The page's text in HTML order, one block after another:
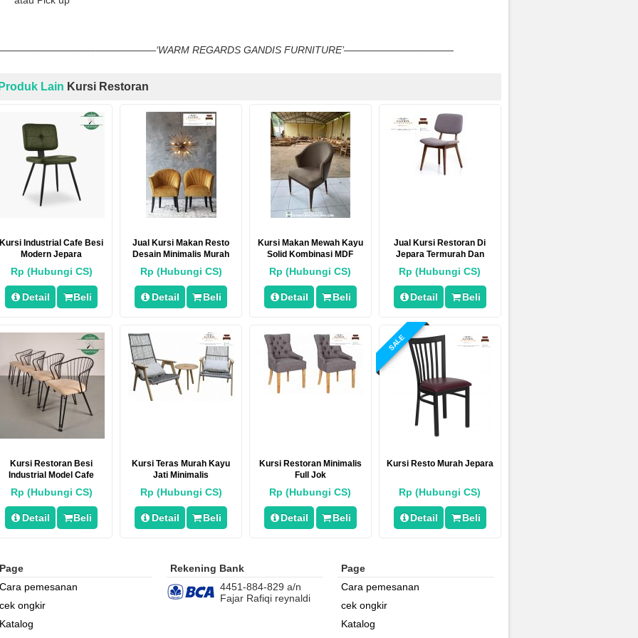
REGARDS GANDIS FURNITURE’———————————
Lain Kursi Restoran
Kursi Industrial Cafe Besi
Modern Jepara
Rp (Hubungi CS)
Detail Beli
Jual Kursi Makan Resto
Desain Minimalis Murah
Rp (Hubungi CS)
Detail Beli
Kursi Makan Mewah Kayu
Solid Kombinasi MDF
Rp (Hubungi CS)
Detail Beli
Jual Kursi Restoran Di
Jepara Termurah Dan
Berkualitas Exspor
Rp (Hubungi CS)
Detail Beli
Kursi Restoran Besi
Industrial Model Cafe
Rp (Hubungi CS)
Detail Beli
Kursi Teras Murah Kayu
Jati Minimalis
Rp (Hubungi CS)
Detail Beli
Kursi Restoran Minimalis
Full Jok
Rp (Hubungi CS)
Detail Beli
SALE
Kursi Resto Murah Jepara
Rp (Hubungi CS)
Detail Beli
pemesanan
ongkir
Rekening Bank
4451-884-829 a/n
Fajar Rafiqi reynaldi
Page
Cara pemesanan
cek ongkir
Katalog